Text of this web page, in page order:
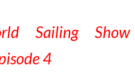
Sailing Show
4